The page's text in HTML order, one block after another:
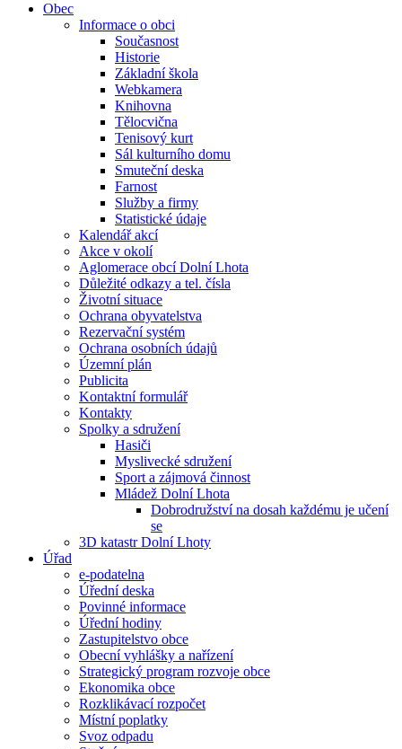
Obec
Informace o obci
Současnost
Historie
Základní škola
Webkamera
Knihovna
Tělocvična
Tenisový kurt
Sál kulturního domu
Smuteční deska
Farnost
Služby a firmy
Statistické údaje
Kalendář akcí
Akce v okolí
Aglomerace obcí Dolní Lhota
Důležité odkazy a tel. čísla
Životní situace
Ochrana obyvatelstva
Rezervační systém
Ochrana osobních údajů
Územní plán
Publicita
Kontaktní formulář
Kontakty
Spolky a sdružení
Hasiči
Myslivecké sdružení
Sport a zájmová činnost
Mládež Dolní Lhota
Dobrodružství na dosah každému je učení
se
3D katastr Dolní Lhoty
Úřad
e-podatelna
Úřední deska
Povinné informace
Úřední hodiny
Zastupitelstvo obce
Obecní vyhlášky a nařízení
Strategický program rozvoje obce
Ekonomika obce
Rozklikávací rozpočet
Místní poplatky
Svoz odpadu